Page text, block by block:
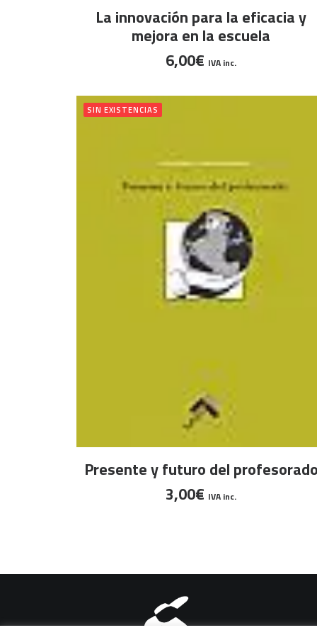
AÑADIR AL CARRITO
La innovación para la eficacia y
mejora en la escuela
6,00€ IVA inc.
SIN EXISTENCIAS
LEER MÁS
Presente y futuro del profesorado
3,00€ IVA inc.
Aviso legal|Política de